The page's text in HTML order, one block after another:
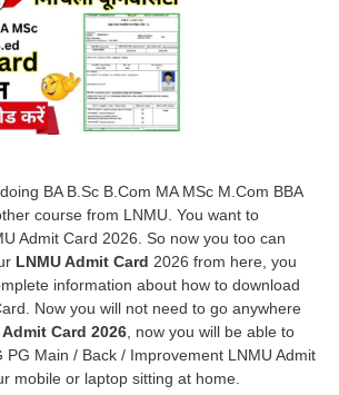
BA B.Sc B.Com MA MSc M.Com BBA
course from LNMU. You want to
Admit Card 2026. So now you too can
LNMU Admit Card 2026 from here, you
information about how to download
Now you will not need to go anywhere
Admit Card 2026, now you will be able to
PG Main / Back / Improvement LNMU Admit
mobile or laptop sitting at home.